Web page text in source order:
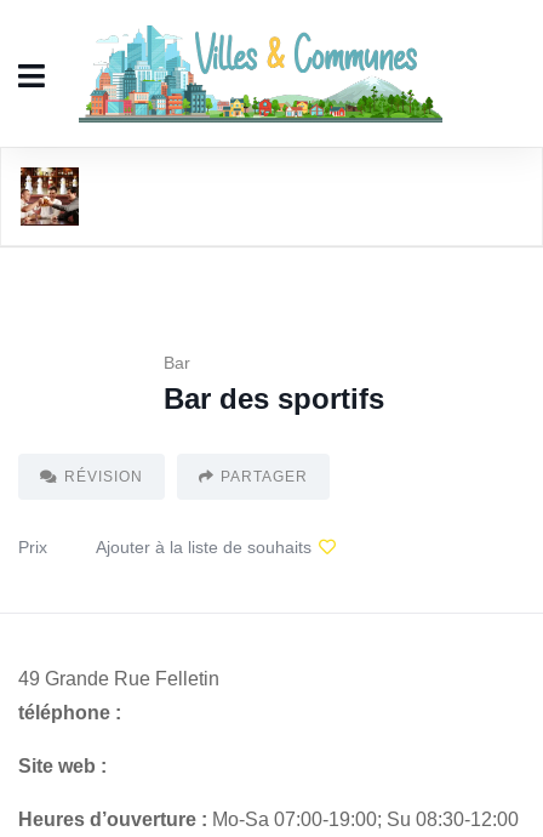
Bar
Bar des sportifs
RÉVISION PARTAGER
Prix Ajouter à la liste de souhaits
49 Grande Rue Felletin
téléphone :
Site web :
Heures d’ouverture : Mo-Sa 07:00-19:00; Su 08:30-12:00